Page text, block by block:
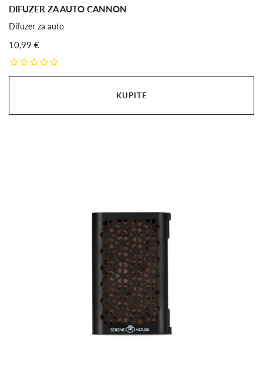
DIFUZER ZA AUTO CANNON
Difuzer za auto
10,99 €
KUPITE